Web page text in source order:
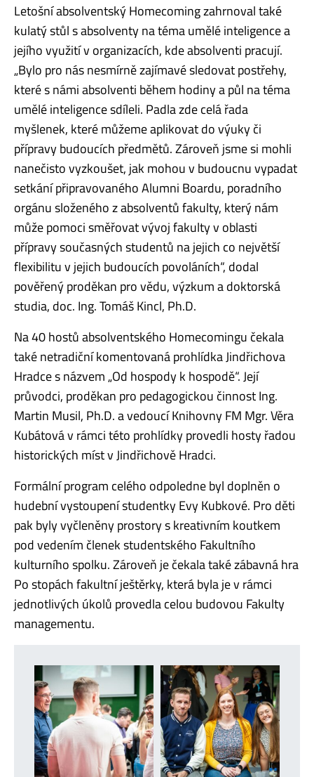
Letošní absolventský Homecoming zahrnoval také
kulatý stůl s absolventy na téma umělé inteligence a
jejího využití v organizacích, kde absolventi pracují.
„Bylo pro nás nesmírně zajímavé sledovat postřehy,
které s námi absolventi během hodiny a půl na téma
umělé inteligence sdíleli. Padla zde celá řada
myšlenek, které můžeme aplikovat do výuky či
přípravy budoucích předmětů. Zároveň jsme si mohli
nanečisto vyzkoušet, jak mohou v budoucnu vypadat
setkání připravovaného Alumni Boardu, poradního
orgánu složeného z absolventů fakulty, který nám
může pomoci směřovat vývoj fakulty v oblasti
přípravy současných studentů na jejich co největší
flexibilitu v jejich budoucích povoláních“, dodal
pověřený proděkan pro vědu, výzkum a doktorská
studia, doc. Ing. Tomáš Kincl, Ph.D.
Na 40 hostů absolventského Homecomingu čekala
také netradiční komentovaná prohlídka Jindřichova
Hradce s názvem „Od hospody k hospodě“. Její
průvodci, proděkan pro pedagogickou činnost Ing.
Martin Musil, Ph.D. a vedoucí Knihovny FM Mgr. Věra
Kubátová v rámci této prohlídky provedli hosty řadou
historických míst v Jindřichově Hradci.
Formální program celého odpoledne byl doplněn o
hudební vystoupení studentky Evy Kubkové. Pro děti
pak byly vyčleněny prostory s kreativním koutkem
pod vedením členek studentského Fakultního
kulturního spolku. Zároveň je čekala také zábavná hra
Po stopách fakultní ještěrky, která byla je v rámci
jednotlivých úkolů provedla celou budovou Fakulty
managementu.